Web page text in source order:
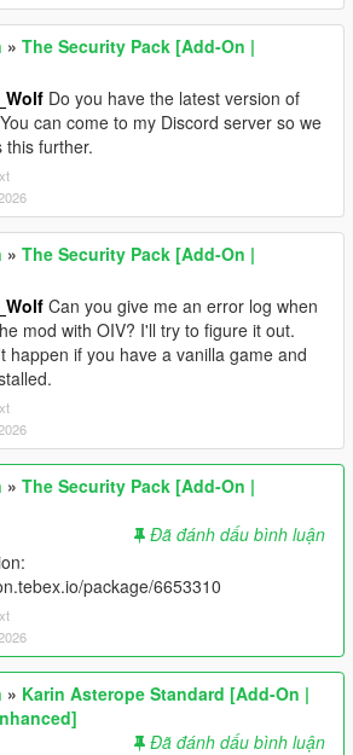
» The Security Pack [Add-On |
Do you have the latest version of
can come to my Discord server so we
this further.
» The Security Pack [Add-On |
Can you give me an error log when
mod with OIV? I'll try to figure it out.
happen if you have a vanilla game and
» The Security Pack [Add-On |
Đã đánh dấu bình luận
package/6653310
» Karin Asterope Standard [Add-On |
Đã đánh dấu bình luận